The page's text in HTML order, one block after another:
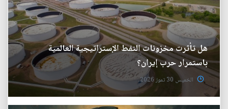
هل تأثرت مخزونات النفط الإستراتيجية العالمية
باستمرار حرب إيران؟
الخميس 30 تموز 2026